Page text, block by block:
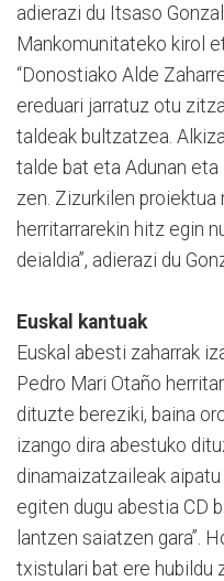
adierazi du Itsaso
Mankomunitateko kirol
“Donostiako Alde
ereduari jarratuz otu
taldeak bultzatzea.
talde bat eta Adunan eta
zen. Zizurkilen
herritarrarekin hitz egin
deialdia”, adierazi du
Euskal kantuak
Euskal abesti zaharrak
Pedro Mari Otaño
dituzte bereziki, baina
izango dira abestuko
dinamaizatzaileak
egiten dugu abestia CD
lantzen saiatzen gara”.
txistulari bat ere hubildu